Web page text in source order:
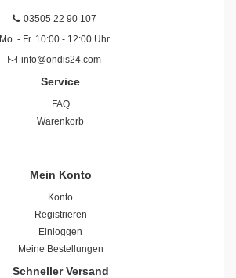
03505 22 90 107
Mo. - Fr. 10:00 - 12:00 Uhr
info@ondis24.com
Service
FAQ
Warenkorb
Mein Konto
Konto
Registrieren
Einloggen
Meine Bestellungen
Schneller Versand